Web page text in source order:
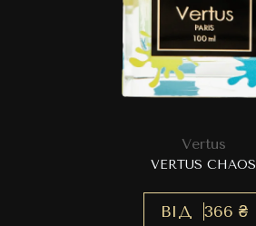
Vertus
VERTUS CHAOS
ВІД 366 ₴